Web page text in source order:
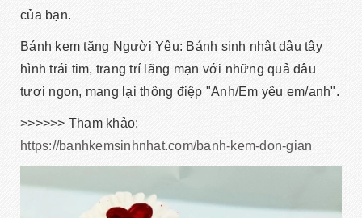
của bạn.
Bánh kem tặng Người Yêu: Bánh sinh nhật dâu tây
hình trái tim, trang trí lãng mạn với những quả dâu
tươi ngon, mang lại thông điệp "Anh/Em yêu em/anh".
>>>>>> Tham khảo:
https://banhkemsinhnhat.com/banh-kem-don-gian